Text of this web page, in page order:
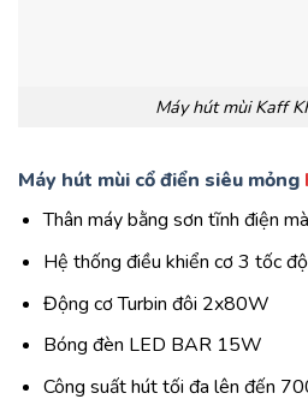
Máy hút mùi Kaff
Máy hút mùi cổ điển siêu mỏng
Thân máy bằng sơn tĩnh điện
Hệ thống điều khiển cơ 3 tốc độ
Động cơ Turbin đôi 2x80W
Bóng đèn LED BAR 15W
Công suất hút tối đa lên đến